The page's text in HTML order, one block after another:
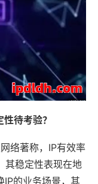
待考验？
络著称，IP有效率
其稳定性表现在地
IP的业务场景，其